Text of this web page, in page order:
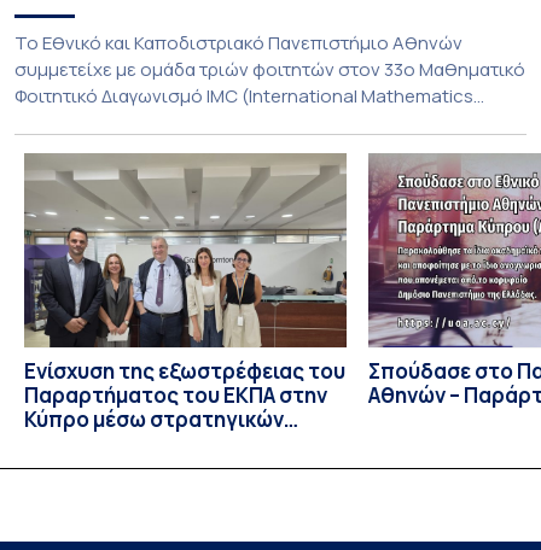
To Εθνικό και Καποδιστριακό Πανεπιστήμιο Αθηνών
συμμετείχε με ομάδα τριών φοιτητών στον 33ο Μαθηματικό
Φοιτητικό Διαγωνισμό IMC (International Mathematics
Ιουλίου στο Blagoevgrad της Βουλγαρίας. Σε αυτόν
συμμετείχαν 447 φοιτητές εκπροσωπώντας 135
πανεπιστήμια από 46 χώρες. Από την Ελλάδα, συμμετείχαν
επίσης το Εθνικό Μετσόβιο Πολυτεχνείο, το Αριστοτέλειο
Πανεπιστήμιο […]
Ενίσχυση της εξωστρέφειας του
Παραρτήματος του ΕΚΠΑ στην
Κύπρο μέσω στρατηγικών
Σπούδασε στο
Αθηνών –